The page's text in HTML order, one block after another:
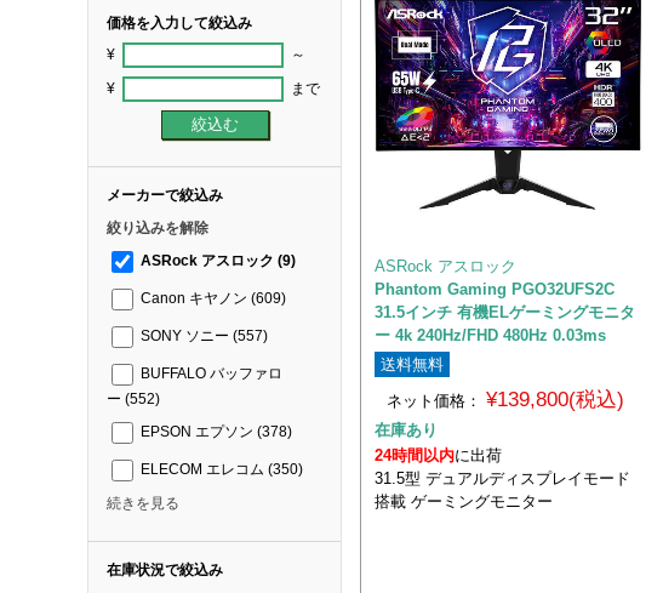
価格を入力して絞込み
¥ ～
¥ まで
メーカーで絞込み
絞り込みを解除
ASRock アスロック (9)
Canon キヤノン (609)
SONY ソニー (557)
BUFFALO バッファロ
ー (552)
EPSON エプソン (378)
ELECOM エレコム (350)
続きを見る
在庫状況で絞込み
ASRock アスロック
Phantom Gaming PGO32UFS2C
31.5インチ 有機ELゲーミングモニタ
ー 4k 240Hz/FHD 480Hz 0.03ms
送料無料
ネット価格： ¥139,800(税込)
在庫あり
24時間以内に出荷
31.5型 デュアルディスプレイモード
搭載 ゲーミングモニター